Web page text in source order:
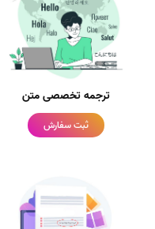
ترجمه تخصصی متن
ثبت سفارش